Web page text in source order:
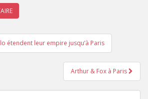
étendent leur empire jusqu’à Paris
Arthur & Fox à Paris